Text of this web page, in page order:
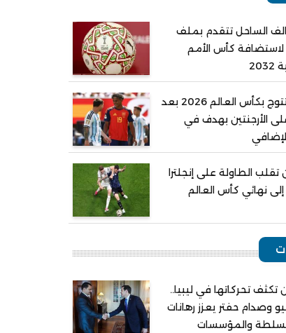
الساحل تتقدم بملف
كأس الأمم
إسبانيا تتوج بكأس العالم 2026 بعد
الأرجنتين بهدف في
تقلب الطاولة على إنجلترا
نهائي كأس العالم
تحركاتها في ليبيا..
وصدام حفتر يعزز رهانات
والمؤسسات